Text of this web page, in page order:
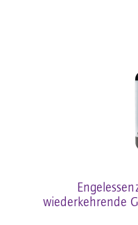
wiederkehrende